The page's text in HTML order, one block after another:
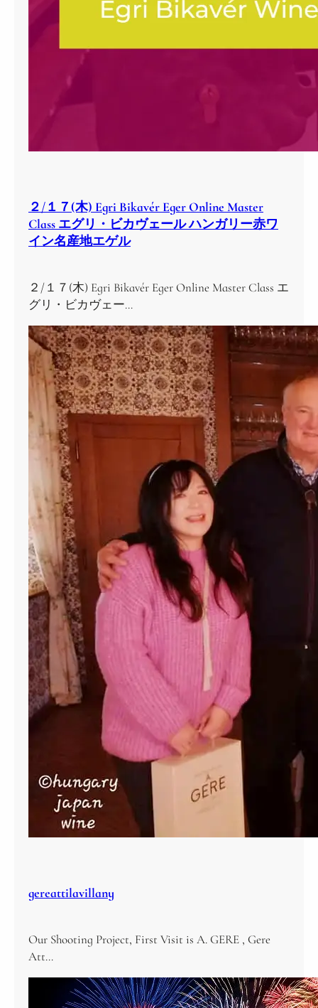
２/１７(木) Egri Bikavér Eger Online Master
Class エグリ・ビカヴェール ハンガリー赤ワ
イン名産地エゲル
２/１７(木) Egri Bikavér Eger Online Master Class エ
グリ・ビカヴェー…
gereattilavillany
Our Shooting Project, First Visit is A. GERE , Gere
Att…